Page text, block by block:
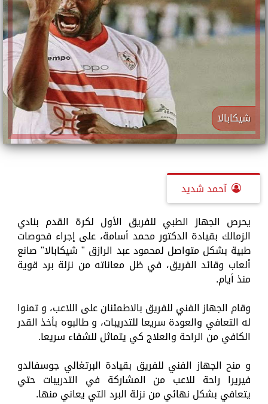
شيكابالا
آحمد شديد
يحرص الجهاز الطبي للفريق الأول لكرة القدم بنادي
الزمالك بقيادة الدكتور محمد أسامة، على إجراء فحوصات
طبية بشكل متواصل لمحمود عبد الرازق " شيكابالا" صانع
ألعاب وقائد الفريق، في ظل معاناته من نزلة برد قوية
منذ أيام.
وقام الجهاز الفني للفريق بالاطمئنان على اللاعب، و تمنوا
له التعافي والعودة سريعا للتدريبات، و طالبوه بأخذ القدر
الكافي من الراحة والعلاج كي يتماثل للشفاء سريعا.
و منح الجهاز الفني للفريق بقيادة البرتغالي جوسفالدو
فيريرا راحة للاعب من المشاركة في التدريبات حتي
يتعافي بشكل نهائي من نزلة البرد التي يعاني منها.